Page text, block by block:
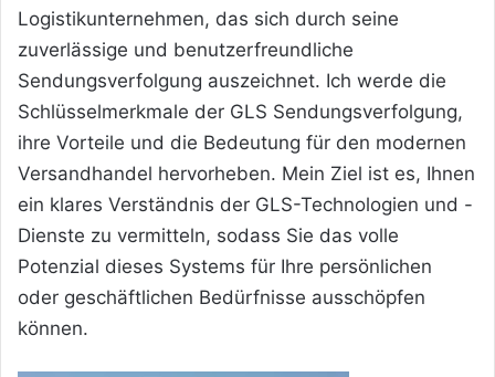
Logistikunternehmen, das sich durch seine
zuverlässige und benutzerfreundliche
Sendungsverfolgung auszeichnet. Ich werde die
Schlüsselmerkmale der GLS Sendungsverfolgung,
ihre Vorteile und die Bedeutung für den modernen
Versandhandel hervorheben. Mein Ziel ist es, Ihnen
ein klares Verständnis der GLS-Technologien und -
Dienste zu vermitteln, sodass Sie das volle
Potenzial dieses Systems für Ihre persönlichen
oder geschäftlichen Bedürfnisse ausschöpfen
können.